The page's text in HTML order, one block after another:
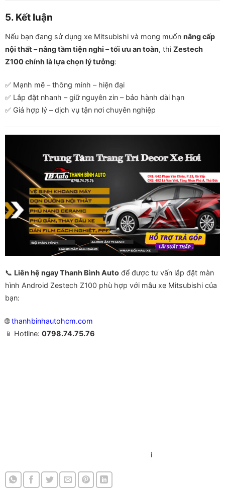
5. Kết luận
Nếu bạn đang sử dụng xe Mitsubishi và mong muốn nâng cấp
nội thất – nâng tầm tiện nghi – tối ưu an toàn, thì Zestech
Z100 chính là lựa chọn lý tưởng:
✅ Mạnh mẽ – thông minh – hiện đại
✅ Lắp đặt nhanh – giữ nguyên zin – bảo hành dài hạn
✅ Giá hợp lý – dịch vụ tận nơi chuyên nghiệp
📞 Liên hệ ngay Thanh Bình Auto để được tư vấn lắp đặt màn
hình Android Zestech Z100 phù hợp với mẫu xe Mitsubishi của
bạn:
🌐thanhbinhautohcm.com
📱 Hotline: 0798.74.75.76
i